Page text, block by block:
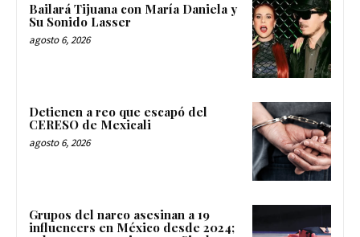
Bailará Tijuana con María Daniela y
Su Sonido Lasser
agosto 6, 2026
Detienen a reo que escapó del
CERESO de Mexicali
agosto 6, 2026
Grupos del narco asesinan a 19
influencers en México desde 2024;